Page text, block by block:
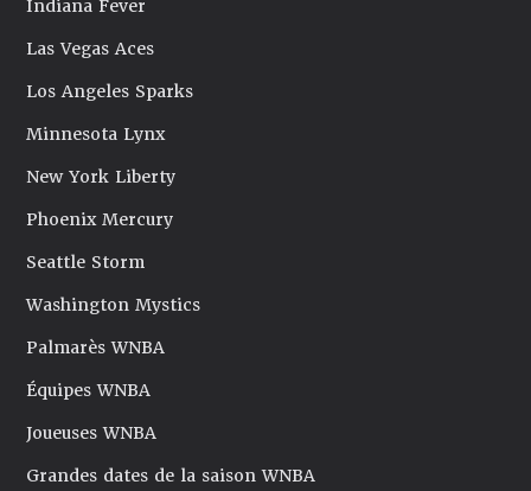
Indiana Fever
Las Vegas Aces
Los Angeles Sparks
Minnesota Lynx
New York Liberty
Phoenix Mercury
Seattle Storm
Washington Mystics
Palmarès WNBA
Équipes WNBA
Joueuses WNBA
Grandes dates de la saison WNBA